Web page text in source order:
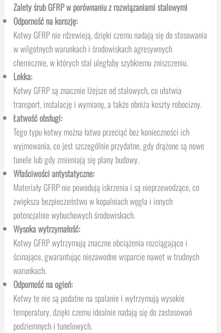
Zalety śrub GFRP w porównaniu z rozwiązaniami stalowymi
Odporność na korozję:
Kotwy GFRP nie rdzewieją, dzięki czemu nadają się do stosowania
w wilgotnych warunkach i środowiskach agresywnych
chemicznie, w których stal uległaby szybkiemu zniszczeniu.
Lekka:
Kotwy GFRP są znacznie lżejsze od stalowych, co ułatwia
transport, instalację i wymianę, a także obniża koszty robocizny.
Łatwość obsługi:
Tego typu kotwy można łatwo przeciąć bez konieczności ich
wyjmowania, co jest szczególnie przydatne, gdy drążone są nowe
tunele lub gdy zmieniają się plany budowy.
Właściwości antystatyczne:
Materiały GFRP nie powodują iskrzenia i są nieprzewodzące, co
zwiększa bezpieczeństwo w kopalniach węgla i innych
potencjalnie wybuchowych środowiskach.
Wysoka wytrzymałość:
Kotwy GFRP wytrzymują znaczne obciążenia rozciągające i
ścinające, gwarantując niezawodne wsparcie nawet w trudnych
warunkach.
Odporność na ogień:
Kotwy te nie są podatne na spalanie i wytrzymują wysokie
temperatury, dzięki czemu idealnie nadają się do zastosowań
podziemnych i tunelowych.